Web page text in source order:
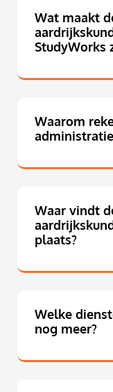
Wat maakt
StudyWorks
Waarom
Waar vindt
plaats?
Welke
nog meer?